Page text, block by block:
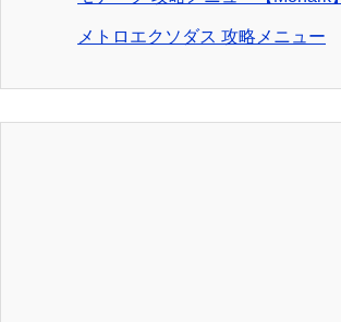
メトロエクソダス 攻略メニュー